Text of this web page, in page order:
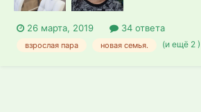
26 марта, 2019 34 ответа
взрослая пара новая семья. (и ещё 2 )